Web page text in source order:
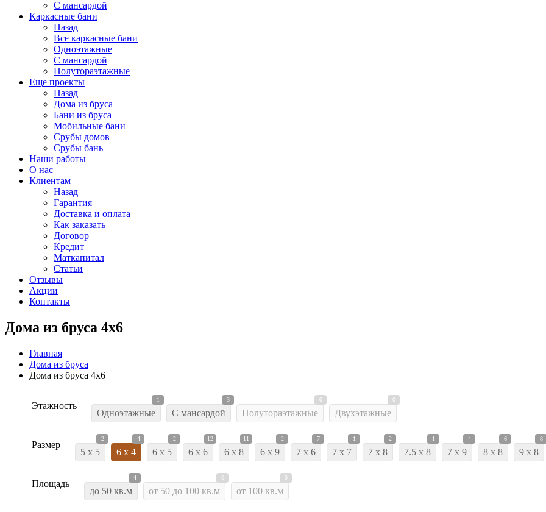
С мансардой
Каркасные бани
Назад
Все каркасные бани
Одноэтажные
С мансардой
Полутораэтажные
Еще проекты
Назад
Дома из бруса
Бани из бруса
Мобильные бани
Срубы домов
Срубы бань
Наши работы
О нас
Клиентам
Назад
Гарантия
Доставка и оплата
Как заказать
Договор
Кредит
Маткапитал
Статьи
Отзывы
Акции
Контакты
Дома из бруса 4х6
Главная
Дома из бруса
Дома из бруса 4х6
Этажность
Одноэтажные
1
С мансардой
3
Полутораэтажные Двухэтажные
Размер
5 x 5
2
6 x 4
4
6 x 5
2
6 x 6
12
6 x 8
11
6 x 9
2
7 x 6
7
7 x 7
1
7 x 8
2
7.5 x 8
1
7 x 9
4
8 x 8
6
9 x 8
8
Площадь
до 50 кв.м
4
от 50 до 100 кв.м от 100 кв.м